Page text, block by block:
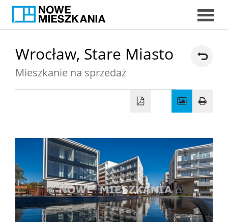
DORADCY
Wrocław, Stare Miasto
Mieszkanie na sprzedaż